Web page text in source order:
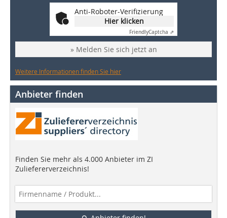
Anti-Roboter-Verifizierung
Hier klicken
FriendlyCaptcha ⇗
» Melden Sie sich jetzt an
Weitere Informationen finden Sie hier
Anbieter finden
Finden Sie mehr als 4.000 Anbieter im ZI
Zuliefererverzeichnis!